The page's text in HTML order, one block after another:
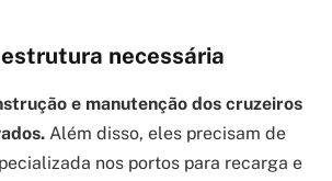
necessária
e manutenção dos cruzeiros
Além disso, eles precisam de
nos portos para recarga e